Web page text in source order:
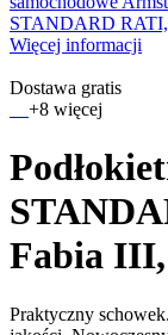
STANDARD RATI,
Więcej informacji
Dostawa gratis
+8 więcej
Fabia III,
Praktyczny